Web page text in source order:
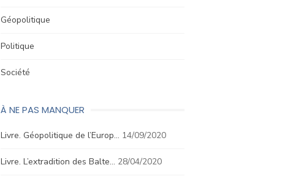
Géopolitique
Politique
Société
À NE PAS MANQUER
Livre. Géopolitique de l’Europ… 14/09/2020
Livre. L’extradition des Balte… 28/04/2020